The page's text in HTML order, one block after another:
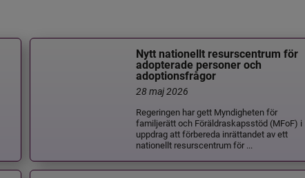
Nytt nationellt resurscentrum för
adopterade personer och
adoptionsfrågor
28 maj 2026
Regeringen har gett Myndigheten för
familjerätt och Föräldraskapsstöd (MFoF) i
uppdrag att förbereda inrättandet av ett
nationellt resurscentrum för ...